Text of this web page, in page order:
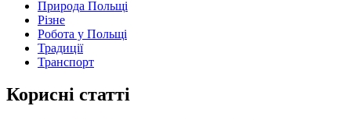
Природа Польщі
Різне
Робота у Польщі
Традиції
Транспорт
Корисні статті